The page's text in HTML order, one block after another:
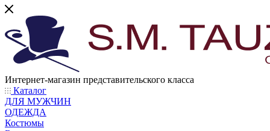
Интернет-магазин представительского класса
Каталог
ДЛЯ МУЖЧИН
ОДЕЖДА
Костюмы